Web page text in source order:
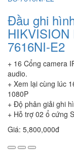
Đầu ghi
HIKVISION
7616NI-E2
+ 16 Cổng camera
audio.
+ Xem lại cùng lúc
1080P
+ Độ phân giải ghi
+ Hỗ trợ 02 ổ cứng
Giá: 5,800,000đ